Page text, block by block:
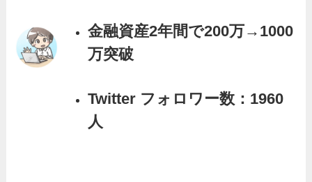
金融資産2年間で200万→1000
万突破
Twitter フォロワー数：1960
人